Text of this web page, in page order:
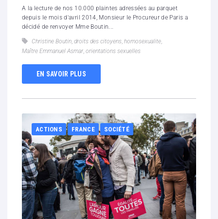
A la lecture de nos 10.000 plaintes adressées au parquet
depuis le mois d'avril 2014, Monsieur le Procureur de Paris a
décidé de renvoyer Mme Boutin...
Christine Boutin, droits des citoyens, homosexualite,
Maître Emmanuel Asmar, orientations sexuelles
EN SAVOIR PLUS
ACTIONS FRANCE SOCIÉTÉ